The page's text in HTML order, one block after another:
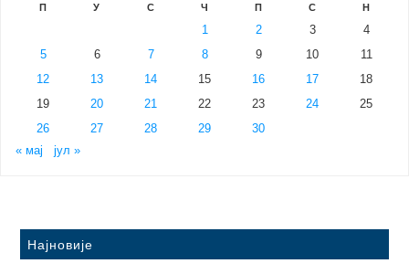
П У С Ч П С Н
1 2 3
4
5
6 7 8 9 10
11
12
13 14 15 16 17
18
19
20 21 22 23 24
25
26
27 28 29
30
« мај
јул »
Најновије